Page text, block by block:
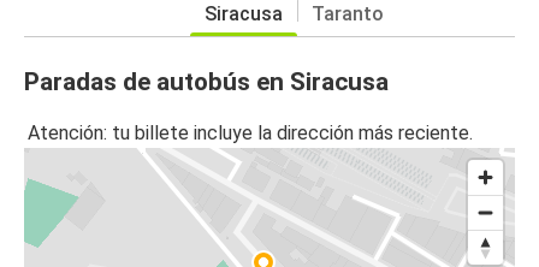
Siracusa Taranto
Paradas de autobús en Siracusa
Atención: tu billete incluye la dirección más reciente.